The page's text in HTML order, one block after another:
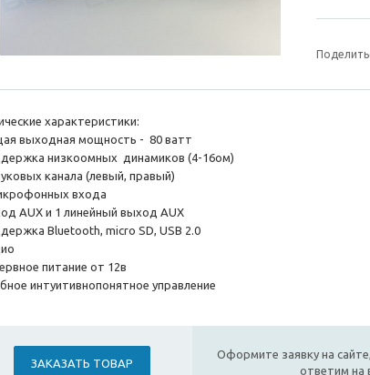
характеристики:
выходная мощность - 80 ватт
низкоомных динамиков (4-16ом)
канала (левый, правый)
входа
AUX и 1 линейный выход AUX
Bluetooth, micro SD, USB 2.0
питание от 12в
интуитивнопонятное управление
ЗАКАЗАТЬ ТОВАР
Оформите заявку на
ответим на